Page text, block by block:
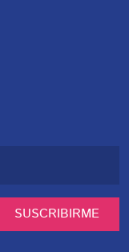
SUSCRIBIRME